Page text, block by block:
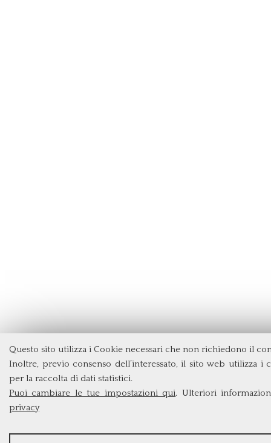
Questo sito utilizza i Cookie necessari che non richiedono il
Inoltre, previo consenso dell’interessato, il sito web utilizza
per la raccolta di dati statistici.
Puoi cambiare le tue impostazioni qui. Ulteriori
privacy
STATISTICHE